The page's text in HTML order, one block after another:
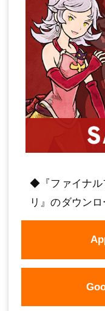
◆『ファイナル
リ』のダウン